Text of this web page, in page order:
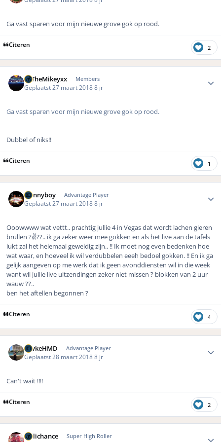
Ga vast sparen voor mijn nieuwe grove gok op rood.
Citeren 2
xxTheMikeyxx Members
Geplaatst 27 maart 20188 jr
Ga vast sparen voor mijn nieuwe grove gok op rood.
Dubbel of niks!!
Citeren 1
Dannyboy Advantage Player
Geplaatst 27 maart 20188 jr
Ooowwww wat vettt.. prachtig jullie 4 in Vegas dat wordt lachen gieren
brullen ?✌??.. ik ga zeker weer mee gokken en als het live aan de tafels
lukt zal het helemaal geweldig zijn.. !! Ik moet nog even bedenken hoe
wat waar, en hoeveel ik wil verdubbelen eeeh bedoel gokken. !! En ik ga
gelijk aangeven op me werk dat ik geen avonddiensten wil in die week
want wil jullie live uitzendingen zeker niet missen ? blokken van 2 uur
wauw ??..
ben het aftellen begonnen ?
Citeren 4
KevkeHMD Advantage Player
Geplaatst 28 maart 20188 jr
Can't wait !!!!
Citeren 2
Hillichance Super High Roller